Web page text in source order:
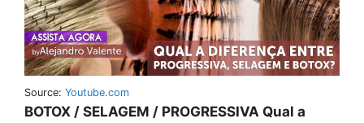
Source: Youtube.com
BOTOX / SELAGEM / PROGRESSIVA Qual a